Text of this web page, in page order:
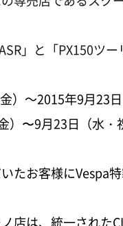
」と「PX150ツ
）～2015年9月23日
）〜9月23日（水
たお客様にVespa
店は、統一された